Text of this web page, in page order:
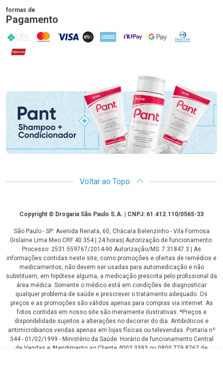
formas de
Pagamento
PIX MasterCard
VISA ELO AMEX NuPay Google PayDiners Club
Hipercard
Promoção em Destaque
Voltar ao Topo
CopyrightCopyright © Drogaria São Paulo S.A. | CNPJ: 61.412.110/0565-33
São Paulo - SP: Avenida Renata, 60, Chácara Belenzinho - Vila Formosa
Gislaine Lima Meo CRF 40.354 | 24 horas| Autorização de funcionamento:
Processo: 2531.559767/2014-90 Autorização/MS: 7.31847.3 | As
informações contidas neste site, como promoções e ofertas de remédios e
medicamentos, não devem ser usadas para automedicação e não
substituem, em hipótese alguma, a medicação prescrita pelo profissional da
área médica. Somente o médico está em condições de diagnosticar
qualquer problema de saúde e prescrever o tratamento adequado. Os
preços e as promoções são válidos apenas para compras via internet. As
fotos contidas em nosso site são meramente ilustrativas. *Preços e
disponibilidade sujeitos a alterações no decorrer do dia. Antibióticos e
antimicrobianos vendas apenas em lojas físicas ou televendas. Portaria nº
344 - 01/02/1999 - Ministério da Saúde. Horário de funcionamento Central
de Vendas e Atendimento ao Cliente 4003 3393 ou 0800 779 8767 de